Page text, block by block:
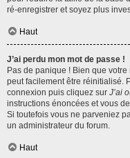
ré-enregistrer et soyez plus
Haut
J’ai perdu mon mot de passe !
Pas de panique ! Bien que
peut facilement être réinitialisé.
connexion puis cliquez sur J’ai
instructions énoncées et vous
Si toutefois vous ne parveniez
un administrateur du forum.
Haut